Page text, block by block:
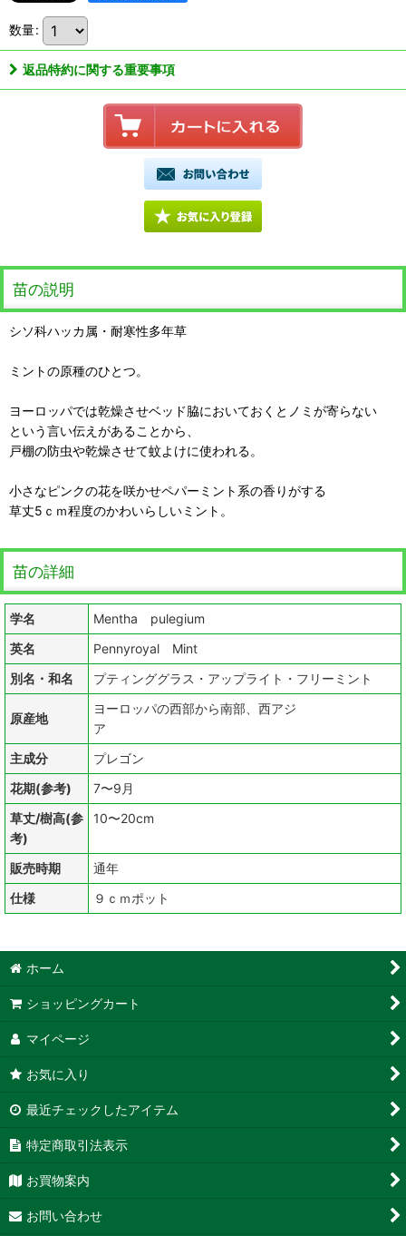
数量:
返品特約に関する重要事項
苗の説明
シソ科ハッカ属・耐寒性多年草
ミントの原種のひとつ。
ヨーロッパでは乾燥させベッド脇においておくとノミが寄らない
という言い伝えがあることから、
戸棚の防虫や乾燥させて蚊よけに使われる。
小さなピンクの花を咲かせペパーミント系の香りがする
草丈5ｃｍ程度のかわいらしいミント。
苗の詳細
学名
Mentha pulegium
英名
Pennyroyal Mint
別名・和名
プティンググラス・アップライト・フリーミント
原産地
ヨーロッパの西部から南部、西アジ
ア
主成分
プレゴン
花期(参考)
7〜9月
草丈/樹高(参
考)
10〜20cm
販売時期
通年
仕様
９ｃｍポット
ホーム
ショッピングカート
マイページ
お気に入り
最近チェックしたアイテム
特定商取引法表示
お買物案内
お問い合わせ